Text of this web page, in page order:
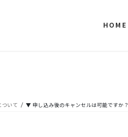
HOME
ついて ▼ 申し込み後のキャンセルは可能ですか？